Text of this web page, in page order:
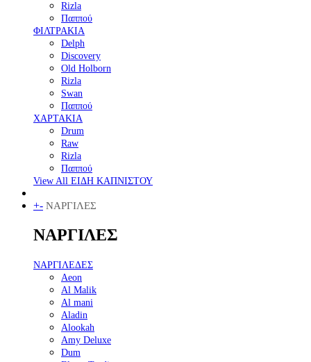
Rizla
Παππού
ΦΙΛΤΡΑΚΙΑ
Delph
Discovery
Old Holborn
Rizla
Swan
Παππού
ΧΑΡΤΑΚΙΑ
Drum
Raw
Rizla
Παππού
View All ΕΙΔΗ ΚΑΠΝΙΣΤΟΥ
+- ΝΑΡΓΙΛΕΣ
ΝΑΡΓΙΛΕΣ
ΝΑΡΓΙΛΕΔΕΣ
Aeon
Al Malik
Al mani
Aladin
Alookah
Amy Deluxe
Dum